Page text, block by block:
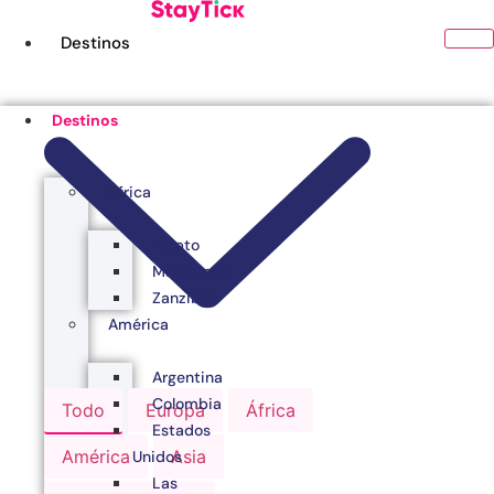
Destinos
Todo Europa África
América Asia
Destinos
África
Egipto
Marruecos
Zanzibar
América
Argentina
Colombia
Estados
Unidos
Las